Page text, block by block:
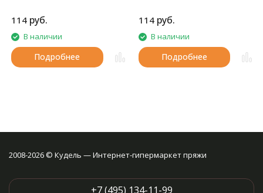
114 руб.
В наличии
Подробнее
114 руб.
В наличии
Подробнее
2008-2026 © Кудель — Интернет-гипермаркет пряжи
+7 (495) 134-11-99